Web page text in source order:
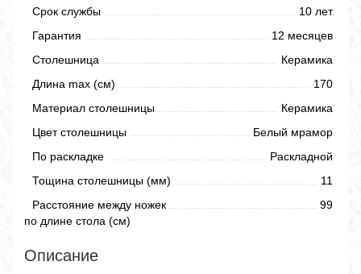
Срок службы
10 лет
Гарантия
12 месяцев
Столешница
Керамика
Длина max (см)
170
Материал столешницы
Керамика
Цвет столешницы
Белый мрамор
По раскладке
Раскладной
Тощина столешницы (мм)
11
Расстояние между ножек
по длине стола (см)
99
Описание